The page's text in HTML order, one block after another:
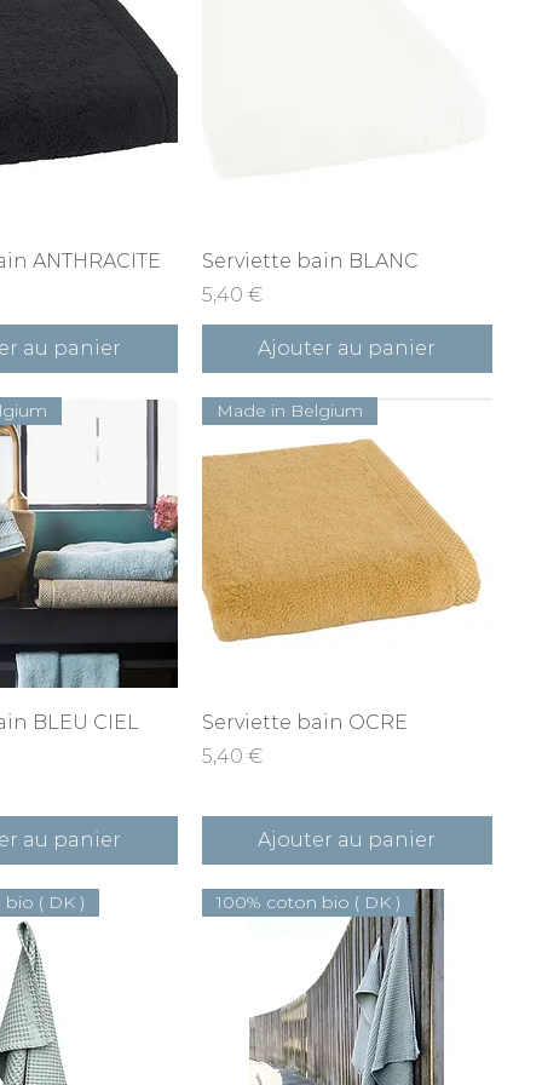
rapide
ANTHRACITE
au panier
Aperçu rapide
Serviette bain BLANC
Prix
5,40 €
Ajouter au panier
rapide
BLEU CIEL
au panier
Aperçu rapide
Made in Belgium
Serviette bain OCRE
Prix
5,40 €
Ajouter au panier
( DK ) 100% coton bio ( DK )